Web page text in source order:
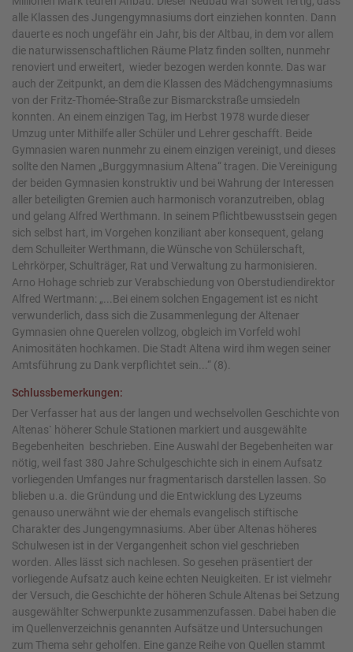
alle Klassen des Jungengymnasiums dort einziehen konnten. Dann
dauerte es noch ungefähr ein Jahr, bis der Altbau, in dem vor allem
die naturwissenschaftlichen Räume Platz finden sollten, nunmehr
renoviert und erweitert, wieder bezogen werden konnte. Das war
auch der Zeitpunkt, an dem die Klassen des Mädchengymnasiums
von der Fritz-Thomée-Straße zur Bismarckstraße umsiedeln
konnten. An einem einzigen Tag, im Herbst 1978 wurde dieser
Umzug unter Mithilfe aller Schüler und Lehrer geschafft. Beide
Gymnasien waren nunmehr zu einem einzigen vereinigt, und dieses
sollte den Namen „Burggymnasium Altena“ tragen. Die Vereinigung
der beiden Gymnasien konstruktiv und bei Wahrung der Interessen
aller beteiligten Gremien auch harmonisch voranzutreiben, oblag
und gelang Alfred Werthmann. In seinem Pflichtbewusstsein gegen
sich selbst hart, im Vorgehen konziliant aber konsequent, gelang
dem Schulleiter Werthmann, die Wünsche von Schülerschaft,
Lehrkörper, Schulträger, Rat und Verwaltung zu harmonisieren.
Arno Hohage schrieb zur Verabschiedung von Oberstudiendirektor
Alfred Wertmann: „...Bei einem solchen Engagement ist es nicht
verwunderlich, dass sich die Zusammenlegung der Altenaer
Gymnasien ohne Querelen vollzog, obgleich im Vorfeld wohl
Animositäten hochkamen. Die Stadt Altena wird ihm wegen seiner
Amtsführung zu Dank verpflichtet sein...“ (8).
Schlussbemerkungen:
Der Verfasser hat aus der langen und wechselvollen Geschichte von
Altenas` höherer Schule Stationen markiert und ausgewählte
Begebenheiten beschrieben. Eine Auswahl der Begebenheiten war
nötig, weil fast 380 Jahre Schulgeschichte sich in einem Aufsatz
vorliegenden Umfanges nur fragmentarisch darstellen lassen. So
blieben u.a. die Gründung und die Entwicklung des Lyzeums
genauso unerwähnt wie der ehemals evangelisch stiftische
Charakter des Jungengymnasiums. Aber über Altenas höheres
Schulwesen ist in der Vergangenheit schon viel geschrieben
worden. Alles lässt sich nachlesen. So gesehen präsentiert der
vorliegende Aufsatz auch keine echten Neuigkeiten. Er ist vielmehr
der Versuch, die Geschichte der höheren Schule Altenas bei Setzung
ausgewählter Schwerpunkte zusammenzufassen. Dabei haben die
im Quellenverzeichnis genannten Aufsätze und Untersuchungen
zum Thema sehr geholfen. Eine ganze Reihe von Quellen stammt